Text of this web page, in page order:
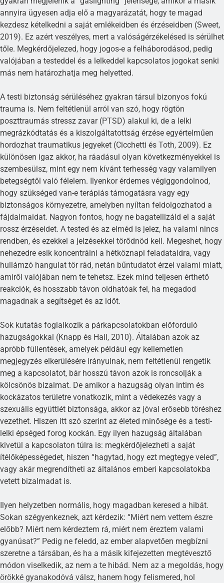
annyira ügyesen adja elő a magyarázatát, hogy te magad
kezdesz kételkedni a saját emlékeidben és érzéseidben (Sweet,
2019). Ez azért veszélyes, mert a valóságérzékelésed is sérülhet
tőle. Megkérdőjelezed, hogy jogos-e a felháborodásod, pedig
valójában a testeddel és a lelkeddel kapcsolatos jogokat senki
más nem határozhatja meg helyetted.
A testi biztonság sérüléséhez gyakran társul bizonyos fokú
trauma is. Nem feltétlenül arról van szó, hogy rögtön
poszttraumás stressz zavar (PTSD) alakul ki, de a lelki
megrázkódtatás és a kiszolgáltatottság érzése egyértelműen
hordozhat traumatikus jegyeket (Cicchetti és Toth, 2009). Ez
különösen igaz akkor, ha ráadásul olyan következményekkel is
szembesülsz, mint egy nem kívánt terhesség vagy valamilyen
betegségtől való félelem. Ilyenkor érdemes végiggondolnod,
hogy szükséged van-e terápiás támogatásra vagy egy
biztonságos környezetre, amelyben nyíltan feldolgozhatod a
fájdalmaidat. Nagyon fontos, hogy ne bagatellizáld el a saját
rossz érzéseidet. A tested és az elméd is jelez, ha valami nincs
rendben, és ezekkel a jelzésekkel törődnöd kell. Megeshet, hogy
nehezedre esik koncentrálni a hétköznapi feladataidra, vagy
hullámzó hangulat tör rád, netán bűntudatot érzel valami miatt,
amiről valójában nem te tehetsz. Ezek mind teljesen érthető
reakciók, és hosszabb távon oldhatóak fel, ha megadod
magadnak a segítséget és az időt.
Sok kutatás foglalkozik a párkapcsolatokban előforduló
hazugságokkal (Knapp és Hall, 2010). Általában azok az
apróbb füllentések, amelyek például egy kellemetlen
megjegyzés elkerülésére irányulnak, nem feltétlenül rengetik
meg a kapcsolatot, bár hosszú távon azok is roncsolják a
kölcsönös bizalmat. De amikor a hazugság olyan intim és
kockázatos területre vonatkozik, mint a védekezés vagy a
szexuális együttlét biztonsága, akkor az jóval erősebb töréshez
vezethet. Hiszen itt szó szerint az életed minősége és a testi-
lelki épséged forog kockán. Egy ilyen hazugság általában
kivetül a kapcsolaton túlra is: megkérdőjelezheti a saját
ítélőképességedet, hiszen “hagytad, hogy ezt megtegye veled”,
vagy akár megrendítheti az általános emberi kapcsolatokba
vetett bizalmadat is.
Ilyen helyzetben normális, hogy magadban keresed a hibát.
Sokan szégyenkeznek, azt kérdezik: “Miért nem vettem észre
előbb? Miért nem kérdeztem rá, miért nem éreztem valami
gyanúsat?” Pedig ne feledd, az ember alapvetően megbízni
szeretne a társában, és ha a másik kifejezetten megtévesztő
módon viselkedik, az nem a te hibád. Nem az a megoldás, hogy
örökké gyanakodóvá válsz, hanem hogy felismered, hol